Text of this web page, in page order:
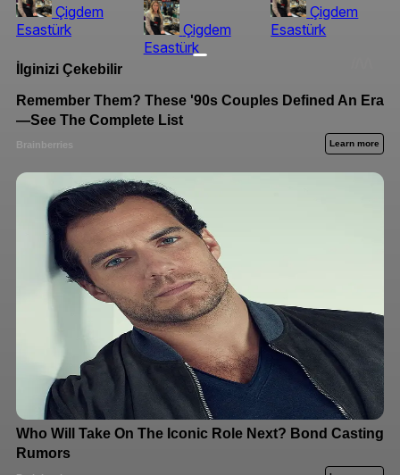
Çigdem
Esastürk
Çigdem
Esastürk
Çigdem
Esastürk